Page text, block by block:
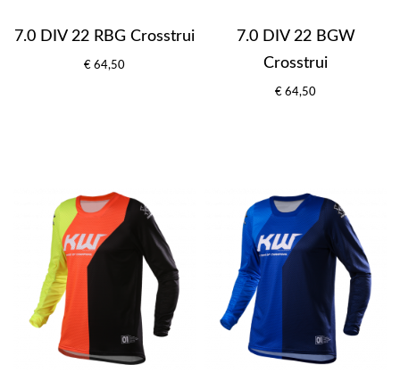
7.0 DIV 22 RBG Crosstrui
€ 64,50
7.0 DIV 22 BGW
Crosstrui
€ 64,50